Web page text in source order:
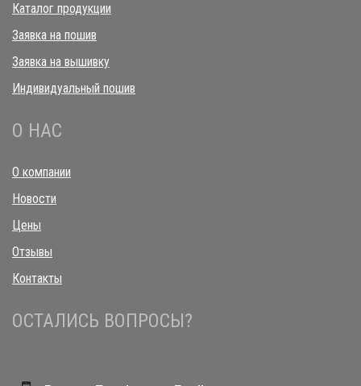
Каталог продукции
Заявка на пошив
Заявка на вышивку
Индивидуальный пошив
О НАС
О компании
Новости
Цены
Отзывы
Контакты
ОСТАЛИСЬ ВОПРОСЫ?